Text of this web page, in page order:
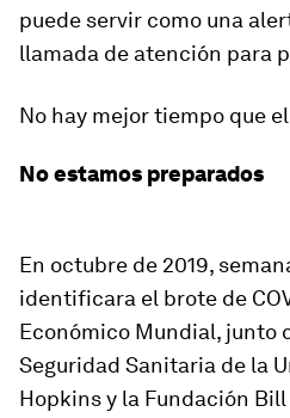
puede servir como una
llamada de atención para
No hay mejor tiempo que
No estamos preparados
En octubre de 2019,
identificara el brote de
Económico Mundial, junto
Seguridad Sanitaria de la
Hopkins y la Fundación